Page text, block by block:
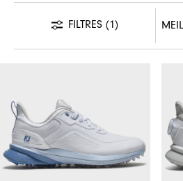
FILTRES (1)